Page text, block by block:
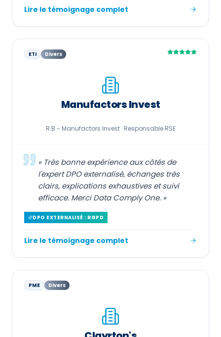
Lire le témoignage complet
ETI Divers
Manufactors Invest
R.B - Manufactors Invest · Responsable RSE
« Très bonne expérience aux côtés de
l'expert DPO externalisé, échanges très
clairs, explications exhaustives et suivi
efficace. Merci Data Comply One. »
DPO EXTERNALISÉ : RGPD
Lire le témoignage complet
PME Divers